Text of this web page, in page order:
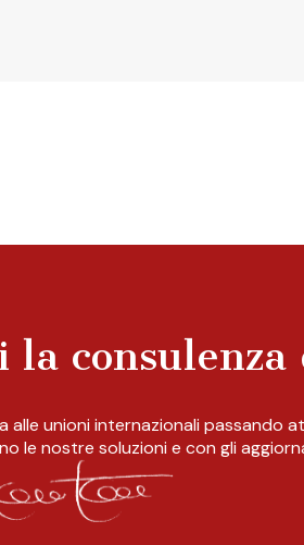
la
alle unioni internazionali passando
le nostre soluzioni e con gli